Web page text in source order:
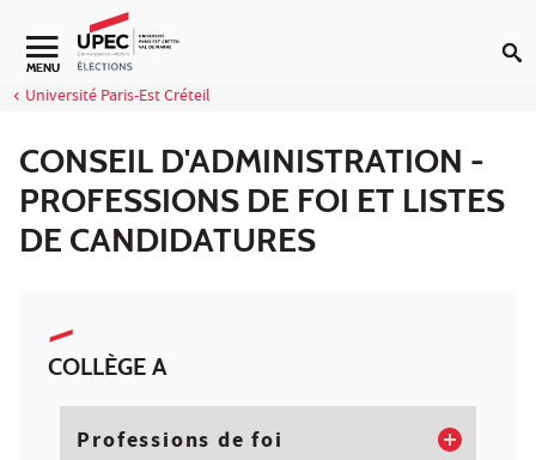
Aller au contenu
Navigation secondaire
MENU
Université Paris-Est Créteil
CONSEIL D'ADMINISTRATION -
PROFESSIONS DE FOI ET LISTES
DE CANDIDATURES
COLLÈGE A
Professions de foi